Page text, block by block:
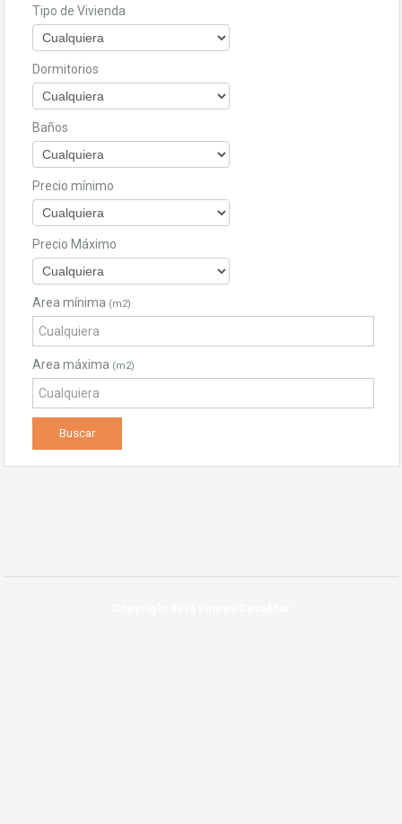
Tipo de Vivienda
Dormitorios
Baños
Precio mínimo
Precio Máximo
Area mínima (m2)
Area máxima (m2)